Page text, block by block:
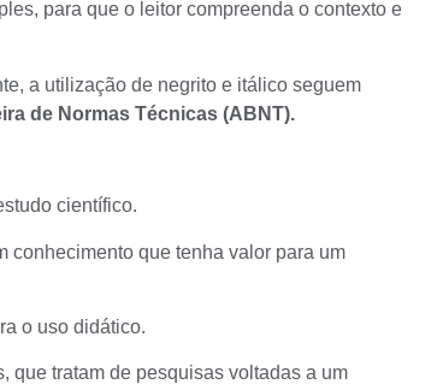
para que o leitor compreenda o contexto e
a utilização de negrito e itálico seguem
de Normas Técnicas (ABNT).
científico.
conhecimento que tenha valor para um
o uso didático.
que tratam de pesquisas voltadas a um